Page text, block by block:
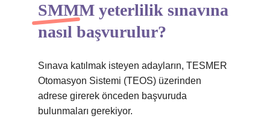
SMMM yeterlilik sınavına
nasıl başvurulur?
Sınava katılmak isteyen adayların, TESMER
Otomasyon Sistemi (TEOS) üzerinden
adrese girerek önceden başvuruda
bulunmaları gerekiyor.